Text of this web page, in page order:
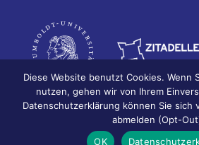
Bildhauerei in Berlin
Datenschutz
Diese Website benutzt Cookies. Wenn
nutzen, gehen wir von Ihrem
Datenschutzerklärung können Sie sich
abmelden (Opt-
OK